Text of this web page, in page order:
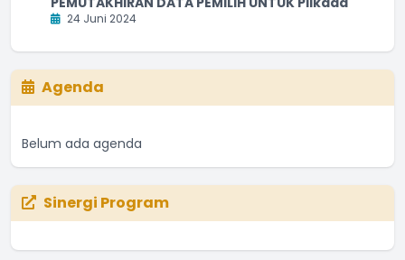
24 Juni 2024
Agenda
Belum ada agenda
Sinergi Program